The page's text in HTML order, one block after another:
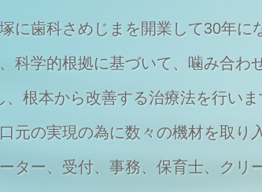
に歯科さめじまを開業して30年に
科学的根拠に基づいて、 噛み合わ
根本から改善する治療法を行い
元の実現の為に数々の機材を取り
ター、受付、事務、保育士、 クリ